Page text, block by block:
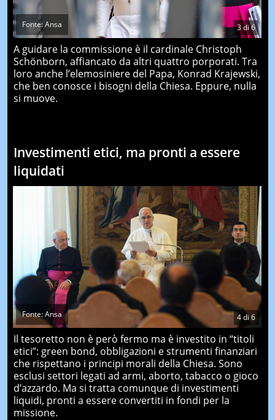
3di6
Fonte: Ansa
A guidare la commissione è il cardinale Christoph
Schönborn, affiancato da altri quattro porporati. Tra
loro anche l’elemosiniere del Papa, Konrad Krajewski,
che ben conosce i bisogni della Chiesa. Eppure, nulla
si muove.
Investimenti etici, ma pronti a essere
liquidati
4di6
Fonte: Ansa
Il tesoretto non è però fermo ma è investito in “titoli
etici”: green bond, obbligazioni e strumenti finanziari
che rispettano i principi morali della Chiesa. Sono
esclusi settori legati ad armi, aborto, tabacco o gioco
d’azzardo. Ma si tratta comunque di investimenti
liquidi, pronti a essere convertiti in fondi per la
missione.